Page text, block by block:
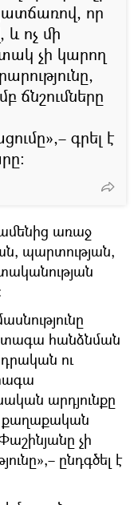
որ
և ոչ մի
չի կարող
ճնշումները
գրել է
առաջ
պարտության,
հանձնման
ու
արդյունքը
քաղաքական
չի
ընդգծել է